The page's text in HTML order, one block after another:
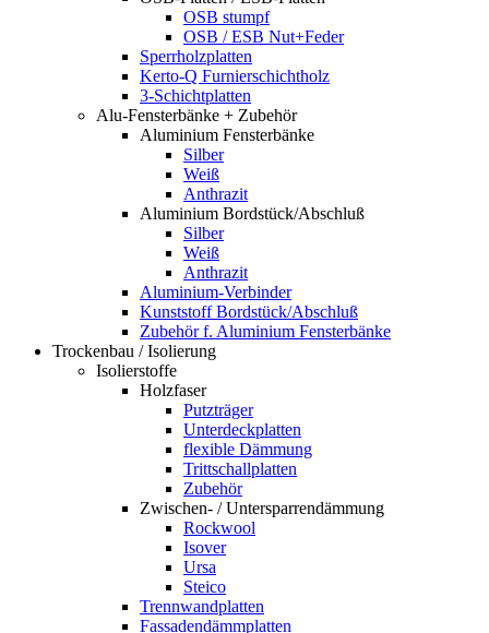
OSB stumpf
OSB / ESB Nut+Feder
Sperrholzplatten
Kerto-Q Furnierschichtholz
3-Schichtplatten
Alu-Fensterbänke + Zubehör
Aluminium Fensterbänke
Silber
Weiß
Anthrazit
Aluminium Bordstück/Abschluß
Silber
Weiß
Anthrazit
Aluminium-Verbinder
Kunststoff Bordstück/Abschluß
Zubehör f. Aluminium Fensterbänke
Trockenbau / Isolierung
Isolierstoffe
Holzfaser
Putzträger
Unterdeckplatten
flexible Dämmung
Trittschallplatten
Zubehör
Zwischen- / Untersparrendämmung
Rockwool
Isover
Ursa
Steico
Trennwandplatten
Fassadendämmplatten